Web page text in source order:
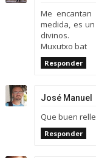
Me
medida, es
divinos.
Muxutxo bat
Responder
José Manuel
Que buen
Responder